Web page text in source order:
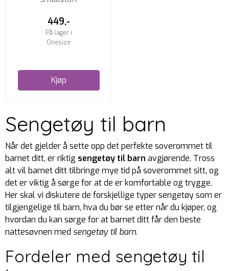
449,-
På lager i
Onesize
Kjøp
Sengetøy til barn
Når det gjelder å sette opp det perfekte soverommet til
barnet ditt, er riktig sengetøy til barn avgjørende. Tross
alt vil barnet ditt tilbringe mye tid på soverommet sitt, og
det er viktig å sørge for at de er komfortable og trygge.
Her skal vi diskutere de forskjellige typer sengetøy som er
tilgjengelige til barn, hva du bør se etter når du kjøper, og
hvordan du kan sørge for at barnet ditt får den beste
nattesøvnen med sengetøy til barn.
Fordeler med sengetøy til